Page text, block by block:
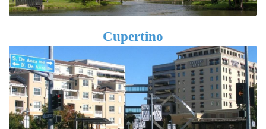
Cupertino